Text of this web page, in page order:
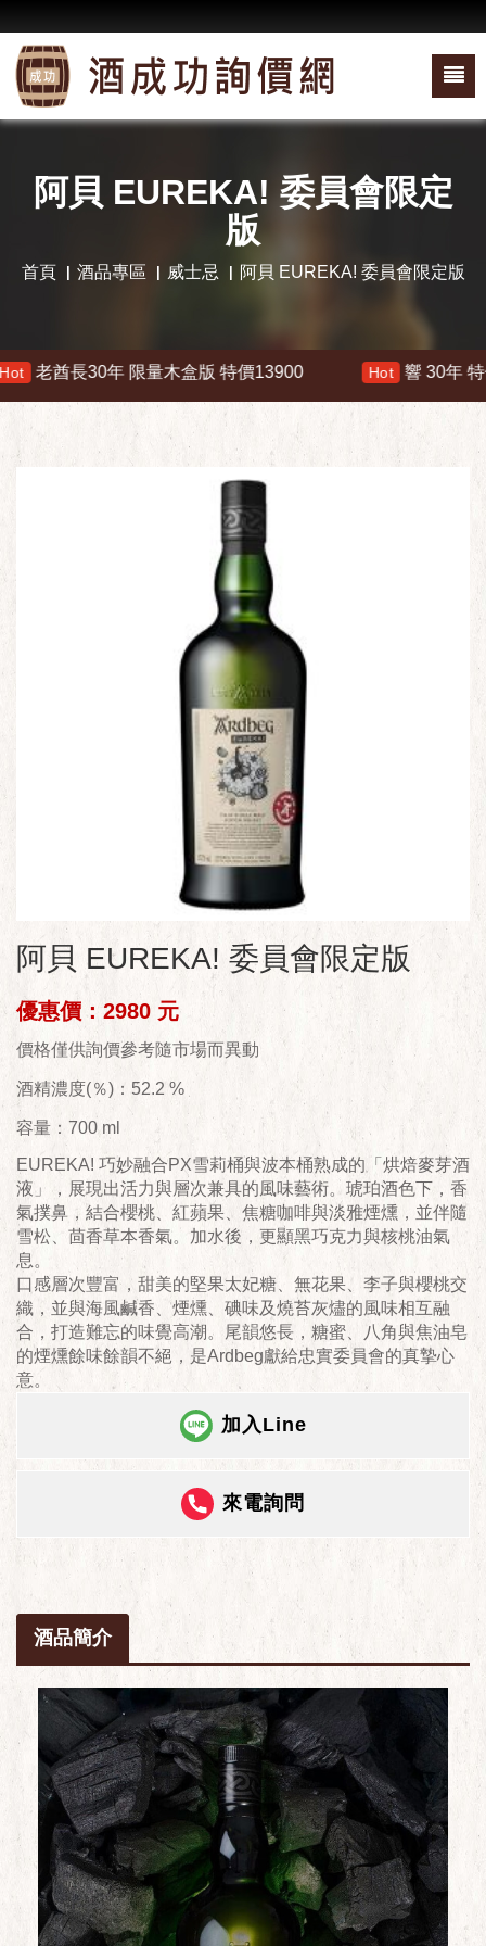
阿貝 EUREKA! 委員會限定
版
首頁 酒品專區 威士忌 阿貝 EUREKA! 委員會限定版
酋長30年 限量木盒版 特價13900 響 30年 特價
阿貝 EUREKA! 委員會限定版
優惠價：2980 元
價格僅供詢價參考隨市場而異動
酒精濃度(％)：52.2 %
容量：700 ml
EUREKA! 巧妙融合PX雪莉桶與波本桶熟成的「烘焙麥芽酒
液」，展現出活力與層次兼具的風味藝術。琥珀酒色下，香
氣撲鼻，結合櫻桃、紅蘋果、焦糖咖啡與淡雅煙燻，並伴隨
雪松、茴香草本香氣。加水後，更顯黑巧克力與核桃油氣
息。
口感層次豐富，甜美的堅果太妃糖、無花果、李子與櫻桃交
織，並與海風鹹香、煙燻、碘味及燒苔灰燼的風味相互融
合，打造難忘的味覺高潮。尾韻悠長，糖蜜、八角與焦油皂
的煙燻餘味餘韻不絕，是Ardbeg獻給忠實委員會的真摯心
意。
加入Line
來電詢問
酒品簡介